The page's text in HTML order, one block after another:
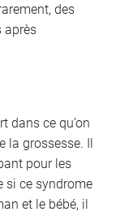
des
après
dans ce qu’on
grossesse. Il
pour les
si ce syndrome
et le bébé, il